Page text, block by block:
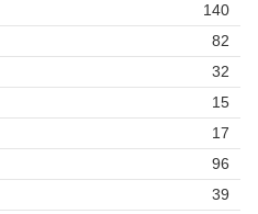
140
82
32
15
17
96
39